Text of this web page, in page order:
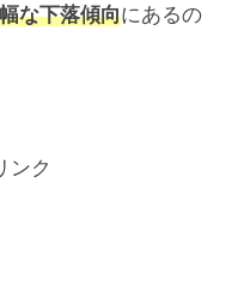
な下落傾向にあるの
ンク